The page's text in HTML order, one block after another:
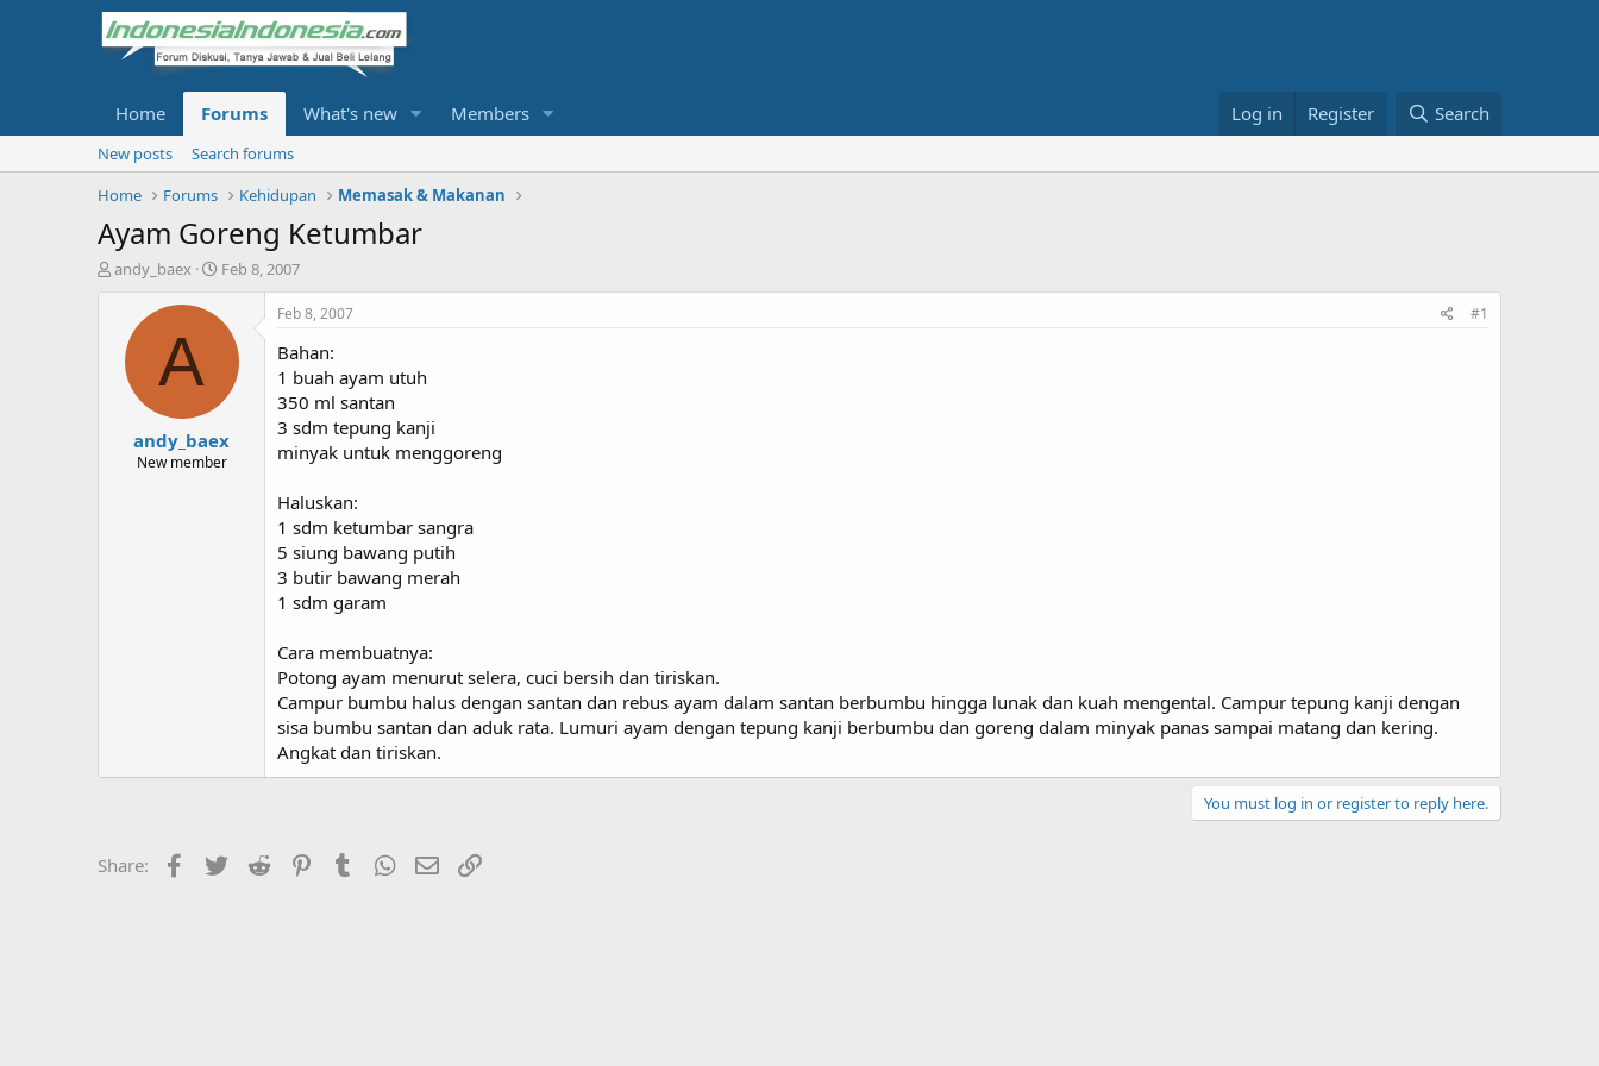
Home Forums What's new Members Log in Register Search
New posts
Search forums
Home
Forums Kehidupan Memasak & Makanan
Ayam Goreng Ketumbar
T
andy_baex
S
r
a
e
Feb 8, 2007
A
andy_baex
New member
Feb 8, 2007 #1
Bahan:
1 buah ayam utuh
350 ml santan
3 sdm tepung kanji
minyak untuk menggoreng
Haluskan:
1 sdm ketumbar sangra
5 siung bawang putih
3 butir bawang merah
1 sdm garam
Cara membuatnya:
Potong ayam menurut selera, cuci bersih dan tiriskan.
Campur bumbu halus dengan santan dan rebus ayam dalam santan berbumbu hingga lunak dan kuah mengental. Campur tepung kanji dengan
sisa bumbu santan dan aduk rata. Lumuri ayam dengan tepung kanji berbumbu dan goreng dalam minyak panas sampai matang dan kering.
Angkat dan tiriskan.
You must log in or register to reply here.
Share: Facebook
Twitter Reddit PinterestTumblrWhatsApp
Email